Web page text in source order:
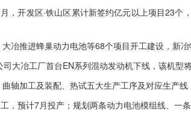
开发区·铁山区累计新签约亿元以上项目23个
推进蜂巢动力电池等68个项目开工建设，新冶
冶工厂首台EN系列混动发动机下线，该机型将
加工及装配、热试五大生产工序及对应生产线
预计7月投产；规划两条动力电池模组线、一条